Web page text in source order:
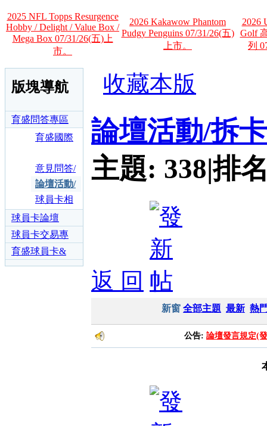
2025 NFL Topps Resurgence
Hobby / Delight / Value Box /
Mega Box 07/31/26(五)上
市。
2026 Kakawow Phantom
Pudgy Penguins 07/31/26(五)
上市。
2026
Golf
列
版塊導航
育盛問答專區
育盛國際
公司
意見問答/
交換卡鑑
定卡詢答
區
論壇活動/
拆卡回報
勳章領取
區
球員卡相
關消息區
球員卡論壇
球員卡交易專
區
育盛球員卡&
各類運動討論
收藏本版
論壇活動/拆
主題: 338|排
返 回
新窗 全部主題 最新 熱
公告: 論壇發言規定(